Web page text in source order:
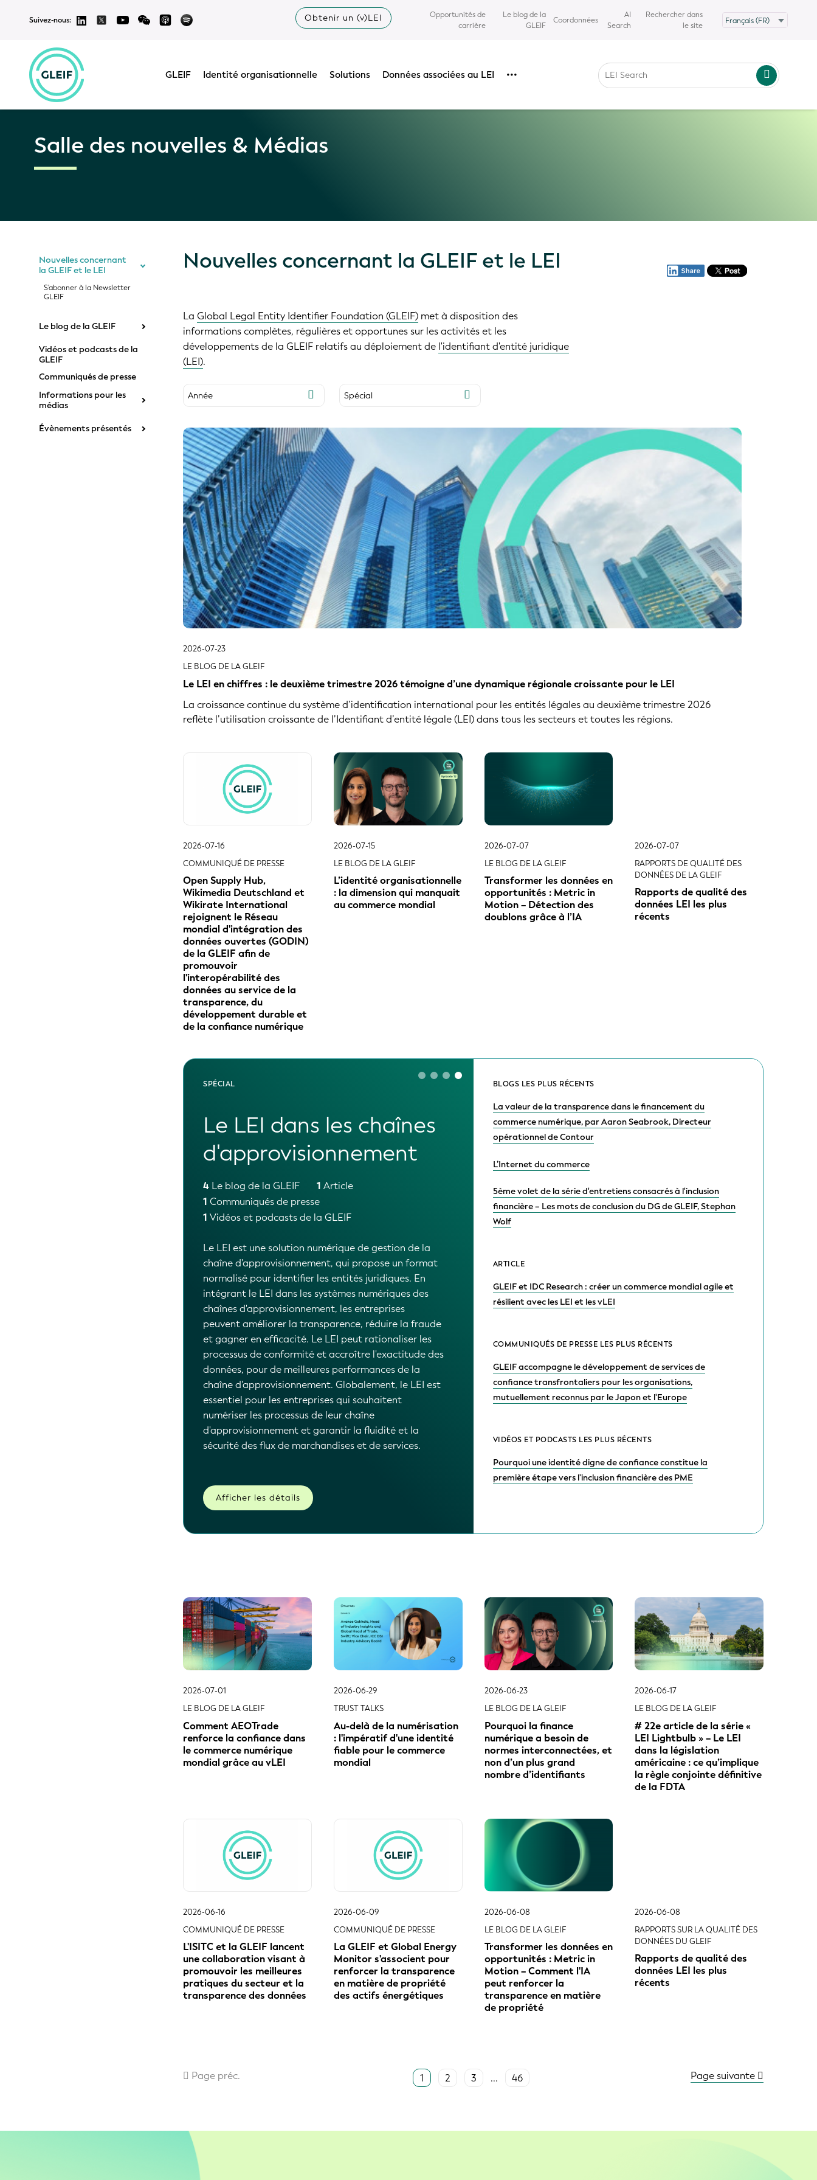
Suivez-nous: Obtenir un (v)LEI
Opportunités de
carrière
Le blog de la
GLEIF
Coordonnées
AI
Search
Rechercher dans
le site
GLEIF Identité organisationnelle Solutions Données associées au LEI •••
Salle des nouvelles & Médias
Nouvelles concernant
la GLEIF et le LEI
S'abonner à la Newsletter
GLEIF
Le blog de la GLEIF
Vidéos et podcasts de la
GLEIF
Communiqués de presse
Informations pour les
médias
Évènements présentés
Nouvelles concernant la GLEIF et le LEI
LaGlobal Legal Entity Identifier Foundation (GLEIF) met à disposition des
informations complètes, régulières et opportunes sur les activités et les
développements de la GLEIF relatifs au déploiement de l'identifiant d'entité juridique
(LEI).
Année
2025
2024
2023
2022
2021
2020
2019
2018
2017
2016
Spécial
Agent de validation
Le LEI dans les chaînes
d'approvisionnement
2026-07-23
LE BLOG DE LA GLEIF
Le LEI en chiffres : le deuxième trimestre 2026 témoigne d’une dynamique régionale croissante pour le LEI
La croissance continue du système d’identification international pour les entités légales au deuxième trimestre 2026
reflète l’utilisation croissante de l’Identifiant d’entité légale (LEI) dans tous les secteurs et toutes les régions.
2026-07-16
COMMUNIQUÉ DE PRESSE
Open Supply Hub,
Wikimedia Deutschland et
Wikirate International
rejoignent le Réseau
mondial d'intégration des
données ouvertes (GODIN)
de la GLEIF afin de
promouvoir
l'interopérabilité des
données au service de la
transparence, du
développement durable et
de la confiance numérique
2026-07-15
LE BLOG DE LA GLEIF
L’identité organisationnelle
: la dimension qui manquait
au commerce mondial
2026-07-07
LE BLOG DE LA GLEIF
Transformer les données en
opportunités : Metric in
Motion – Détection des
doublons grâce à l’IA
2026-07-07
RAPPORTS DE QUALITÉ DES
DONNÉES DE LA GLEIF
Rapports de qualité des
données LEI les plus
récents
SPÉCIAL
Le LEI dans les chaînes
d'approvisionnement
4 Le blog de la GLEIF 1 Article
1 Communiqués de presse
1 Vidéos et podcasts de la GLEIF
Le LEI est une solution numérique de gestion de la
chaîne d'approvisionnement, qui propose un format
normalisé pour identifier les entités juridiques. En
intégrant le LEI dans les systèmes numériques des
chaînes d'approvisionnement, les entreprises
peuvent améliorer la transparence, réduire la fraude
et gagner en efficacité. Le LEI peut rationaliser les
processus de conformité et accroître l'exactitude des
données, pour de meilleures performances de la
chaîne d'approvisionnement. Globalement, le LEI est
essentiel pour les entreprises qui souhaitent
numériser les processus de leur chaîne
d'approvisionnement et garantir la fluidité et la
sécurité des flux de marchandises et de services.
Afficher les détails
BLOGS LES PLUS RÉCENTS
La valeur de la transparence dans le financement du
commerce numérique, par Aaron Seabrook, Directeur
opérationnel de Contour
L’Internet du commerce
5ème volet de la série d'entretiens consacrés à l'inclusion
financière – Les mots de conclusion du DG de GLEIF, Stephan
Wolf
ARTICLE
GLEIF et IDC Research : créer un commerce mondial agile et
résilient avec les LEI et les vLEI
COMMUNIQUÉS DE PRESSE LES PLUS RÉCENTS
GLEIF accompagne le développement de services de
confiance transfrontaliers pour les organisations,
mutuellement reconnus par le Japon et l'Europe
VIDÉOS ET PODCASTS LES PLUS RÉCENTS
Pourquoi une identité digne de confiance constitue la
première étape vers l'inclusion financière des PME
2026-07-01
LE BLOG DE LA GLEIF
Comment AEOTrade
renforce la confiance dans
le commerce numérique
mondial grâce au vLEI
2026-06-29
TRUST TALKS
Au-delà de la numérisation
: l'impératif d'une identité
fiable pour le commerce
mondial
2026-06-23
LE BLOG DE LA GLEIF
Pourquoi la finance
numérique a besoin de
normes interconnectées, et
non d’un plus grand
nombre d’identifiants
2026-06-17
LE BLOG DE LA GLEIF
# 22e article de la série «
LEI Lightbulb » – Le LEI
dans la législation
américaine : ce qu’implique
la règle conjointe définitive
de la FDTA
2026-06-16
COMMUNIQUÉ DE PRESSE
L'ISITC et la GLEIF lancent
une collaboration visant à
promouvoir les meilleures
pratiques du secteur et la
transparence des données
2026-06-09
COMMUNIQUÉ DE PRESSE
La GLEIF et Global Energy
Monitor s'associent pour
renforcer la transparence
en matière de propriété
des actifs énergétiques
2026-06-08
LE BLOG DE LA GLEIF
Transformer les données en
opportunités : Metric in
Motion – Comment l'IA
peut renforcer la
transparence en matière
de propriété
2026-06-08
RAPPORTS SUR LA QUALITÉ DES
DONNÉES DU GLEIF
Rapports de qualité des
données LEI les plus
récents
Page préc. 1 2 3 ... 46 Page suivante